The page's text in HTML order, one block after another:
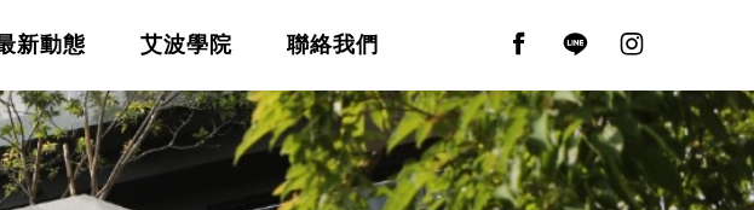
新動態 艾波學院 聯絡我們